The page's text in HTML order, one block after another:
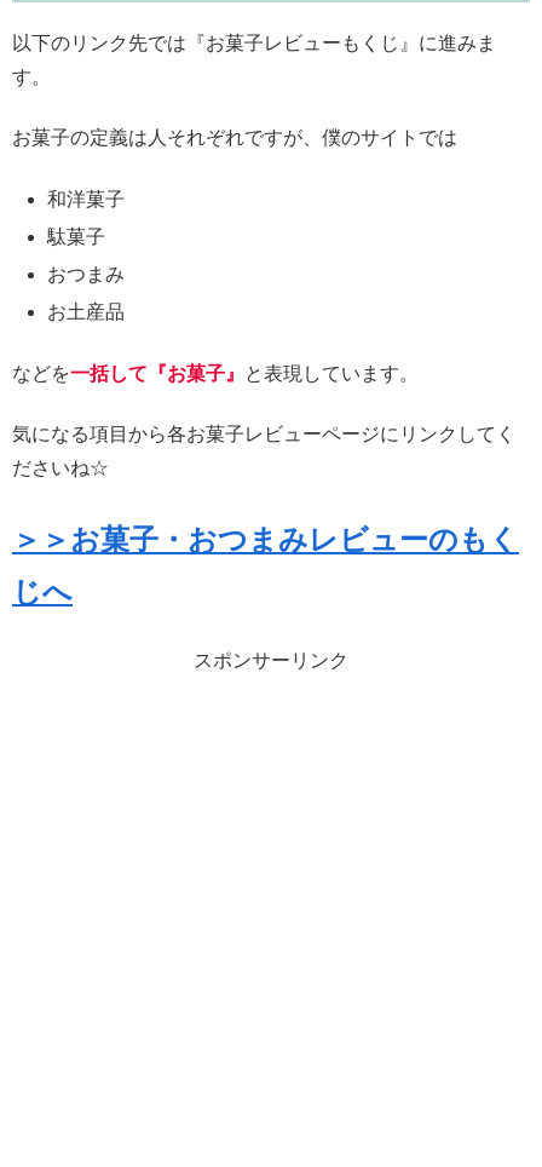
以下のリンク先では『お菓子レビューもくじ』に進みま
す。
お菓子の定義は人それぞれですが、僕のサイトでは
和洋菓子
駄菓子
おつまみ
お土産品
などを一括して『お菓子』 と表現しています。
気になる項目から各お菓子レビューページにリンクしてく
ださいね☆
＞＞お菓子・おつまみレビューのもく
じへ
スポンサーリンク